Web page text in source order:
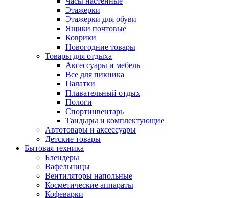
Этажерки
Этажерки для обуви
Ящики почтовые
Коврики
Новогодние товары
Товары для отдыха
Аксессуары и мебель
Все для пикника
Палатки
Плавательный отдых
Пологи
Спортинвентарь
Тандыры и комплектующие
Автотовары и аксессуары
Детские товары
Бытовая техника
Блендеры
Вафельницы
Вентиляторы напольные
Косметические аппараты
Кофеварки